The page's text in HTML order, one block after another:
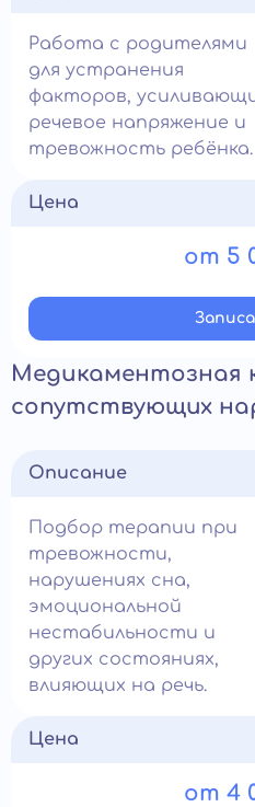
Работа с родителями
для устранения
факторов,
речевое напряжение и
тревожность ребёнка.
Цена
от 5
Медикаментозная
сопутствующих
Описание
Подбор терапии при
тревожности,
нарушениях сна,
эмоциональной
нестабильности и
других состояниях,
влияющих на речь.
Цена
от 4